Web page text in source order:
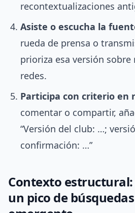
recontextualizaciones
Asiste o escucha la
rueda de prensa o
prioriza esa versión sobre
redes.
Participa con criterio en
comentar o compartir,
“Versión del club: …;
confirmación: …”
Contexto
un pico de